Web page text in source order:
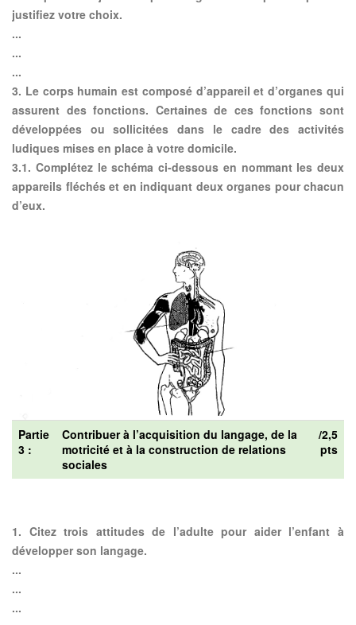
justifiez votre choix.
...
...
...
3. Le corps humain est composé d’appareil et d’organes qui
assurent des fonctions. Certaines de ces fonctions sont
développées ou sollicitées dans le cadre des activités
ludiques mises en place à votre domicile.
3.1. Complétez le schéma ci-dessous en nommant les deux
appareils fléchés et en indiquant deux organes pour chacun
d’eux.
Partie
3 :
Contribuer à l’acquisition du langage, de la
motricité et à la construction de relations
sociales
/2,5
pts
1. Citez trois attitudes de l’adulte pour aider l’enfant à
développer son langage.
...
...
...